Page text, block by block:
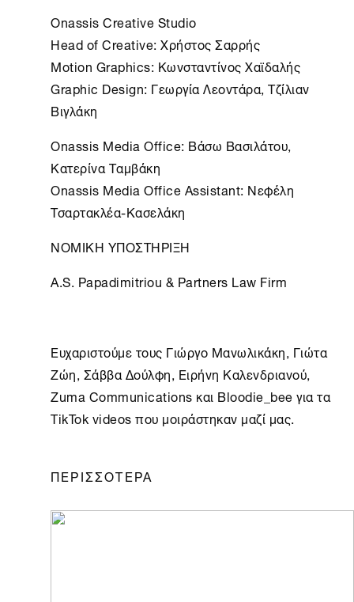
Onassis Creative Studio
Head of Creative: Χρήστος Σαρρής
Motion Graphics: Κωνσταντίνος Χαϊδαλής
Graphic Design: Γεωργία Λεοντάρα, Τζίλιαν
Βιγλάκη
Onassis Media Office: Βάσω Βασιλάτου,
Κατερίνα Ταμβάκη
Onassis Media Office Assistant: Νεφέλη
Τσαρτακλέα-Κασελάκη
ΝΟΜΙΚΗ ΥΠΟΣΤΗΡΙΞΗ
A.S. Papadimitriou & Partners Law Firm
Ευχαριστούμε τους Γιώργο Μανωλικάκη, Γιώτα
Ζώη, Σάββα Δούλφη, Ειρήνη Καλενδριανού,
Zuma Communications και Bloodie_bee για τα
TikTok videos που μοιράστηκαν μαζί μας.
ΠΕΡΙΣΣΟΤΕΡΑ